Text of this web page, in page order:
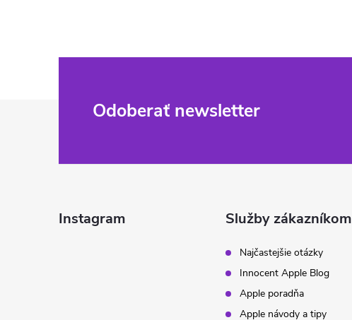
Odoberať newsletter
Instagram Služby zákazníkom
Najčastejšie otázky
Innocent Apple Blog
Apple poradňa
Apple návody a tipy